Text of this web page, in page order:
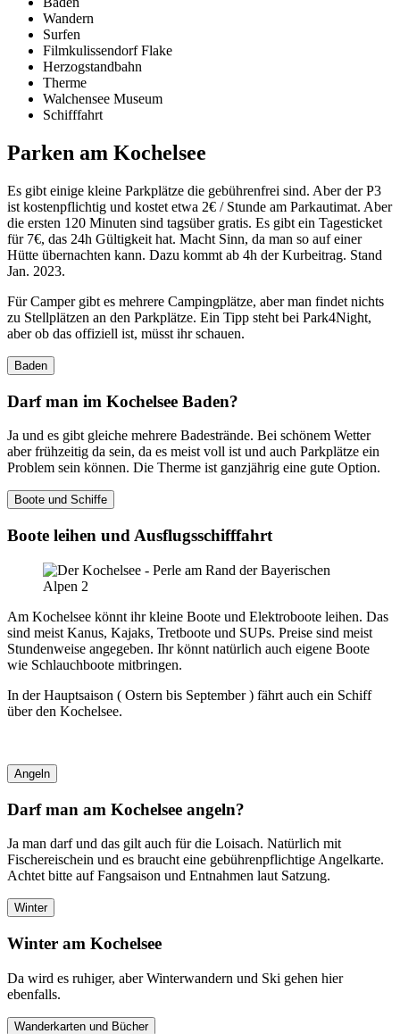
Wandern
Surfen
Filmkulissendorf Flake
Herzogstandbahn
Therme
Walchensee Museum
Schifffahrt
Parken am Kochelsee
Es gibt einige kleine Parkplätze die gebührenfrei sind. Aber der P3
ist kostenpflichtig und kostet etwa 2€ / Stunde am Parkautimat. Aber
die ersten 120 Minuten sind tagsüber gratis. Es gibt ein Tagesticket
für 7€, das 24h Gültigkeit hat. Macht Sinn, da man so auf einer
Hütte übernachten kann. Dazu kommt ab 4h der Kurbeitrag. Stand
Jan. 2023.
Für Camper gibt es mehrere Campingplätze, aber man findet nichts
zu Stellplätzen an den Parkplätze. Ein Tipp steht bei Park4Night,
aber ob das offiziell ist, müsst ihr schauen.
Baden
Darf man im Kochelsee Baden?
Ja und es gibt gleiche mehrere Badestrände. Bei schönem Wetter
aber frühzeitig da sein, da es meist voll ist und auch Parkplätze ein
Problem sein können. Die Therme ist ganzjährig eine gute Option.
Boote und Schiffe
Boote leihen und Ausflugsschifffahrt
Am Kochelsee könnt ihr kleine Boote und Elektroboote leihen. Das
sind meist Kanus, Kajaks, Tretboote und SUPs. Preise sind meist
Stundenweise angegeben. Ihr könnt natürlich auch eigene Boote
wie Schlauchboote mitbringen.
In der Hauptsaison ( Ostern bis September ) fährt auch ein Schiff
über den Kochelsee.
Angeln
Darf man am Kochelsee angeln?
Ja man darf und das gilt auch für die Loisach. Natürlich mit
Fischereischein und es braucht eine gebührenpflichtige Angelkarte.
Achtet bitte auf Fangsaison und Entnahmen laut Satzung.
Winter
Winter am Kochelsee
Da wird es ruhiger, aber Winterwandern und Ski gehen hier
ebenfalls.
Wanderkarten und Bücher